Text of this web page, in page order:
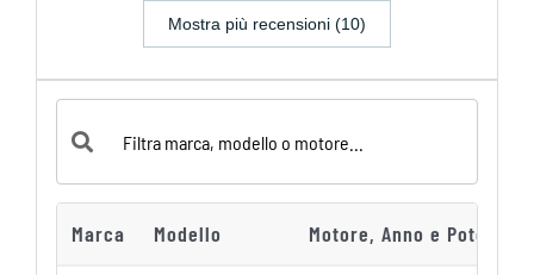
Mostra più recensioni (10)
Marca Modello Motore, Anno e Potenza